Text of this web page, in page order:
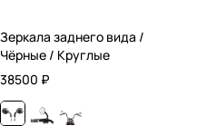
Зеркала заднего вида /
Чёрные / Круглые
38500 ₽